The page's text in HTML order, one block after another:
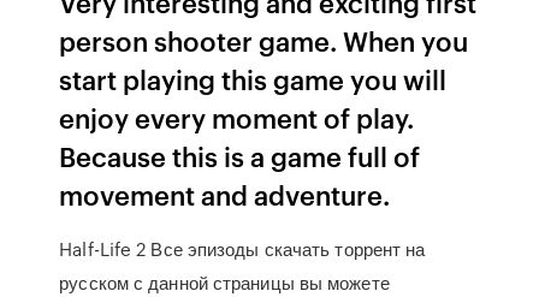
person shooter game. When you
start playing this game you will
enjoy every moment of play.
Because this is a game full of
movement and adventure.
Half-Life 2 Все эпизоды скачать торрент на
русском с данной страницы вы можете